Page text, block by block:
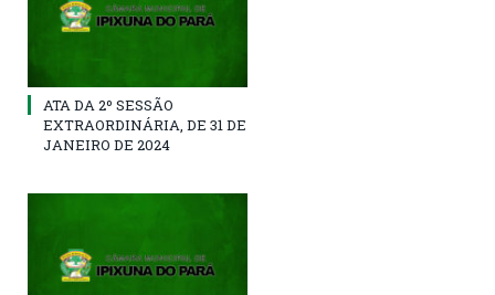
ATA DA 2º SESSÃO
EXTRAORDINÁRIA, DE 31 DE
JANEIRO DE 2024